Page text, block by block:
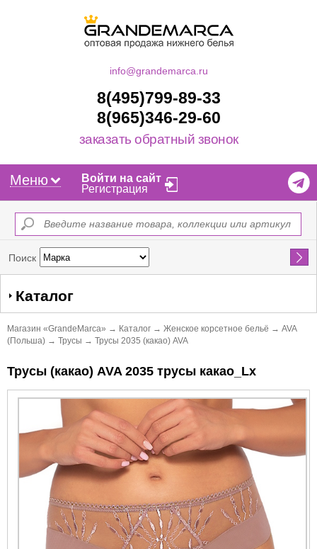
info@grandemarca.ru
8(495)799-89-33
8(965)346-29-60
заказать обратный звонок
Меню
Войти на сайт
Регистрация
Поиск Найти
Каталог
Магазин «GrandeMarca» → Каталог → Женское корсетное бельё → AVA
(Польша) → Трусы → Трусы 2035 (какао) AVA
Трусы (какао) AVA 2035 трусы какао_Lx